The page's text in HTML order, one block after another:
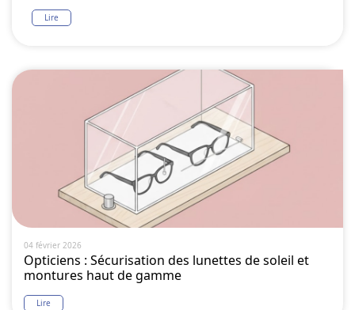
Lire
04 février 2026
Opticiens : Sécurisation des lunettes de soleil et
montures haut de gamme
Lire